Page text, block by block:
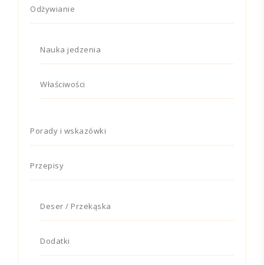
Odżywianie
Nauka jedzenia
Właściwości
Porady i wskazówki
Przepisy
Deser / Przekąska
Dodatki